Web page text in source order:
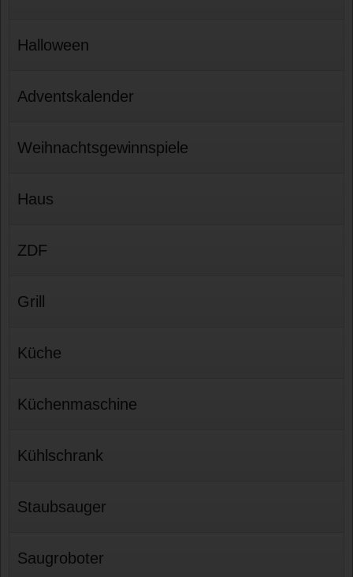
Halloween
Adventskalender
Weihnachtsgewinnspiele
Haus
ZDF
Grill
Küche
Küchenmaschine
Kühlschrank
Staubsauger
Saugroboter